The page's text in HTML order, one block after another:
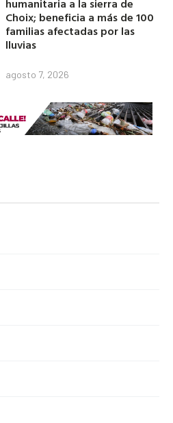
humanitaria a la sierra de
Choix; beneficia a más de 100
familias afectadas por las
lluvias
agosto 7, 2026